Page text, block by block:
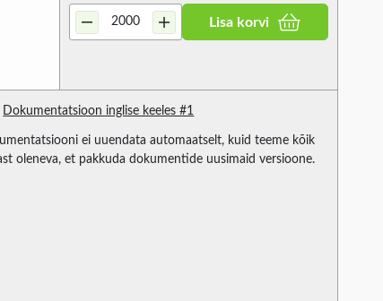
Lisa korvi
Dokumentatsioon inglise keeles #1
ei uuendata automaatselt, kuid teeme kõik
oleneva, et pakkuda dokumentide uusimaid versioone.